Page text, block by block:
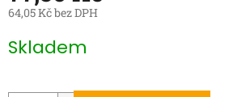
64,05 Kč bez DPH
cena:
Skladem